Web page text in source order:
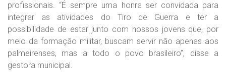
profissionais. “É sempre uma honra ser convidada para
integrar as atividades do Tiro de Guerra e ter a
possibilidade de estar junto com nossos jovens que, por
meio da formação militar, buscam servir não apenas aos
palmeirenses, mas a todo o povo brasileiro”, disse a
gestora municipal.